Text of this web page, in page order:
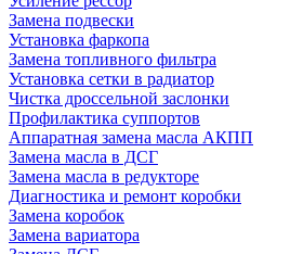
Замена подвески
Установка фаркопа
Замена топливного фильтра
Установка сетки в радиатор
Чистка дроссельной заслонки
Профилактика суппортов
Аппаратная замена масла АКПП
Замена масла в ДСГ
Замена масла в редукторе
Диагностика и ремонт коробки
Замена коробок
Замена вариатора